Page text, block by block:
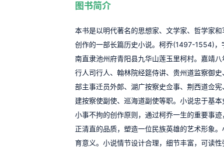
图书简介
本书是以明代著名的思想家、文学家、哲学家
创作的一部长篇历史小说。柯乔(1497-1554)，
南直隶池州府青阳县九华山莲玉里柯村。嘉靖
行人司行人、翰林院经筵侍讲、贵州道监察御
部主事迁员外郞、湖广按察史佥事、荆西道佥
建按察使副使、巡海道副使等职。小说忠于基
小事不拘的创作原则，通过柯乔一生的重要事
正清直的品质，塑造一位民族英雄的艺术形象
育意义。小说情节设计合理，细节丰富，可读